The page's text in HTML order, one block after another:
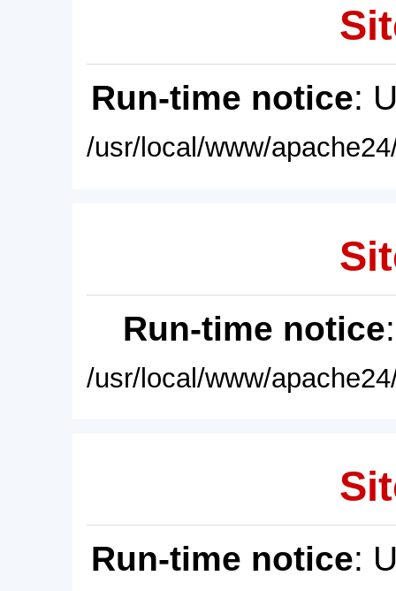
Run-time notice:
/usr/local/www/
Run-time notice
/usr/local/www/
Run-time notice: